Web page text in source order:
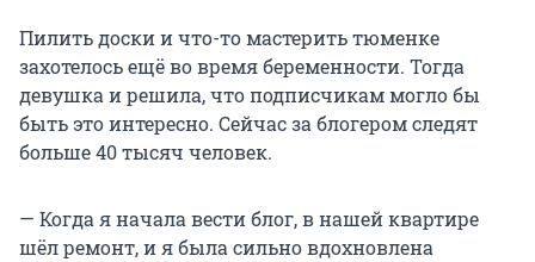
Пилить доски и что-то мастерить тюменке
захотелось ещё во время беременности. Тогда
девушка и решила, что подписчикам могло бы
быть это интересно. Сейчас за блогером следят
больше 40 тысяч человек.
— Когда я начала вести блог, в нашей квартире
шёл ремонт, и я была сильно вдохновлена